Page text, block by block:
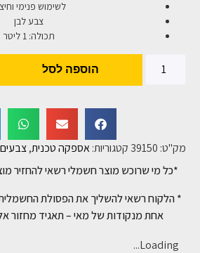
לשימוש פנימי
צבע לבן
תכולה: 1 ליטר
הוספה לסל
מק"ט: 39150 קטגוריות:אספקה טכנית,
*כל מי שרוכש מוצר חשמלי רשאי להחזיר
* הלקוח רשאי להשליך את הפסולת
אחת מנקודות של מאי – תאגיד מחזור
Loading...